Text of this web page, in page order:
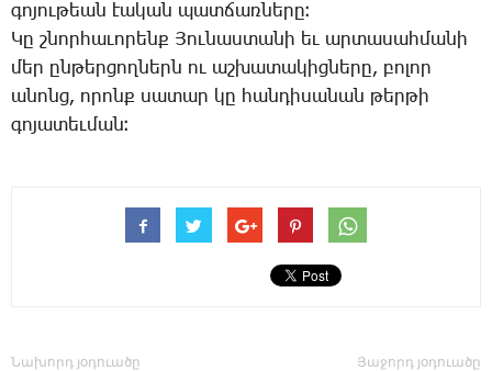
գո­յու­թեան էա­կան պատ­ճառ­նե­րը։
­Կը շնոր­հա­ւո­րենք ­Յու­նաս­տա­նի եւ ար­տա­սահ­մա­նի
մեր ըն­թեր­ցող­ներն ու աշ­խա­տա­կից­նե­րը, բո­լոր
ա­նոնց, ո­րոնք սա­տար կը հան­դի­սա­նան թեր­թի
գո­յա­տեւ­ման։
Նախորդ յօդուածը Յաջորդ յօդուածը